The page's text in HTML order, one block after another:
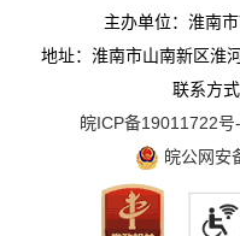
主办单位：淮南
地址：淮南市山南新区淮
联系方
皖ICP备19011722号
皖公网安